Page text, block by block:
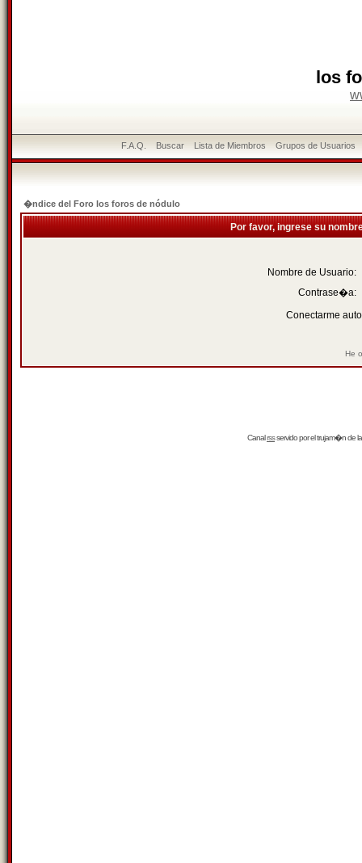
los
F.A.Q. Buscar Lista de Miembros Grupos de Usuarios
�ndice del Foro los foros de nódulo
Por favor, ingrese su
Nombre de Usuario:
Contrase�a:
Conectarme
He
Canalrssservido por eltrujam�nde